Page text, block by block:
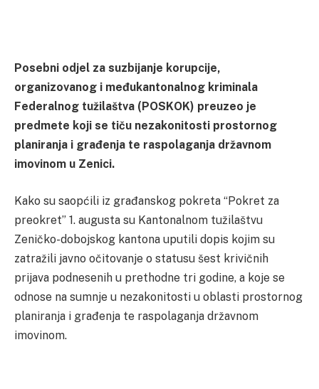
Posebni odjel za suzbijanje korupcije,
organizovanog i međukantonalnog kriminala
Federalnog tužilaštva (POSKOK) preuzeo je
predmete koji se tiču nezakonitosti prostornog
planiranja i građenja te raspolaganja državnom
imovinom u Zenici.
Kako su saopćili iz građanskog pokreta “Pokret za
preokret” 1. augusta su Kantonalnom tužilaštvu
Zeničko-dobojskog kantona uputili dopis kojim su
zatražili javno očitovanje o statusu šest krivičnih
prijava podnesenih u prethodne tri godine, a koje se
odnose na sumnje u nezakonitosti u oblasti prostornog
planiranja i građenja te raspolaganja državnom
imovinom.